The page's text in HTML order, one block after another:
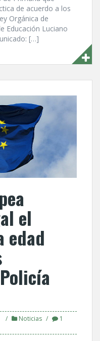
de acuerdo a los
Orgánica de
Educación Luciano
[…]
el
edad
Noticias
1